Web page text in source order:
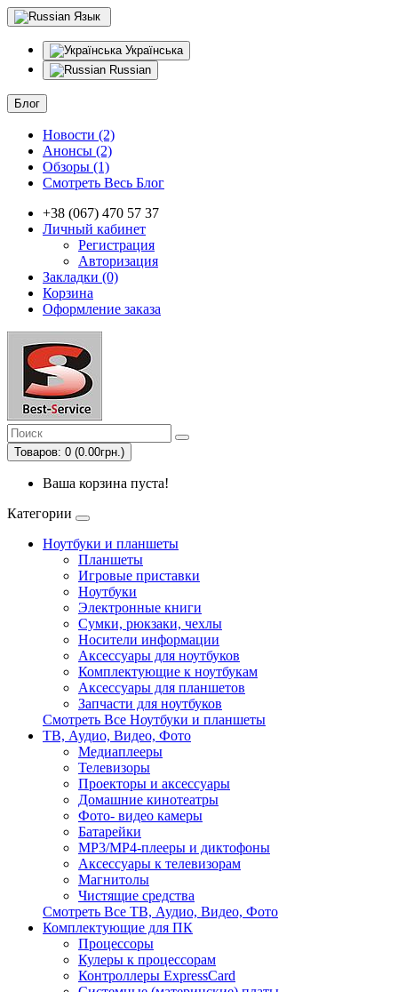
Язык
Українська
Russian
Блог
Новости (2)
Анонсы (2)
Обзоры (1)
Смотреть Весь Блог
+38 (067) 470 57 37
Личный кабинет
Регистрация
Авторизация
Закладки (0)
Корзина
Оформление заказа
Товаров: 0 (0.00грн.)
Ваша корзина пуста!
Категории
Ноутбуки и планшеты
Планшеты
Игровые приставки
Ноутбуки
Электронные книги
Сумки, рюкзаки, чехлы
Носители информации
Аксессуары для ноутбуков
Комплектующие к ноутбукам
Аксессуары для планшетов
Запчасти для ноутбуков
Смотреть Все Ноутбуки и планшеты
ТВ, Аудио, Видео, Фото
Медиаплееры
Телевизоры
Проекторы и аксессуары
Домашние кинотеатры
Фото- видео камеры
Батарейки
MP3/MP4-плееры и диктофоны
Аксессуары к телевизорам
Магнитолы
Чистящие средства
Смотреть Все ТВ, Аудио, Видео, Фото
Комплектующие для ПК
Процессоры
Кулеры к процессорам
Контроллеры ExpressCard